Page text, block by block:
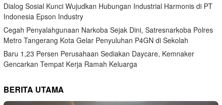
Dialog Sosial Kunci Wujudkan Hubungan Industrial Harmonis di PT
Indonesia Epson Industry
Cegah Penyalahgunaan Narkoba Sejak Dini, Satresnarkoba Polres
Metro Tangerang Kota Gelar Penyuluhan P4GN di Sekolah
Baru 1,23 Persen Perusahaan Sediakan Daycare, Kemnaker
Gencarkan Tempat Kerja Ramah Keluarga
BERITA UTAMA